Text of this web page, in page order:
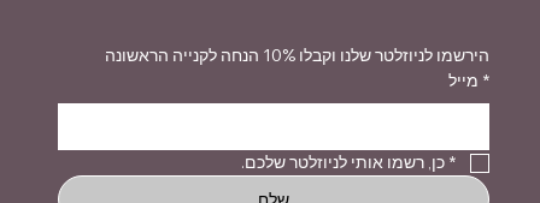
הירשמו לניוזלטר שלנו וקבלו 10% הנחה לקנייה הראשונה
* מייל
* כן, רשמו אותי לניוזלטר שלכם.